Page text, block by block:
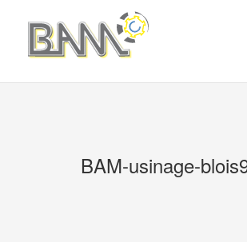
contenu
BAM-usinage-